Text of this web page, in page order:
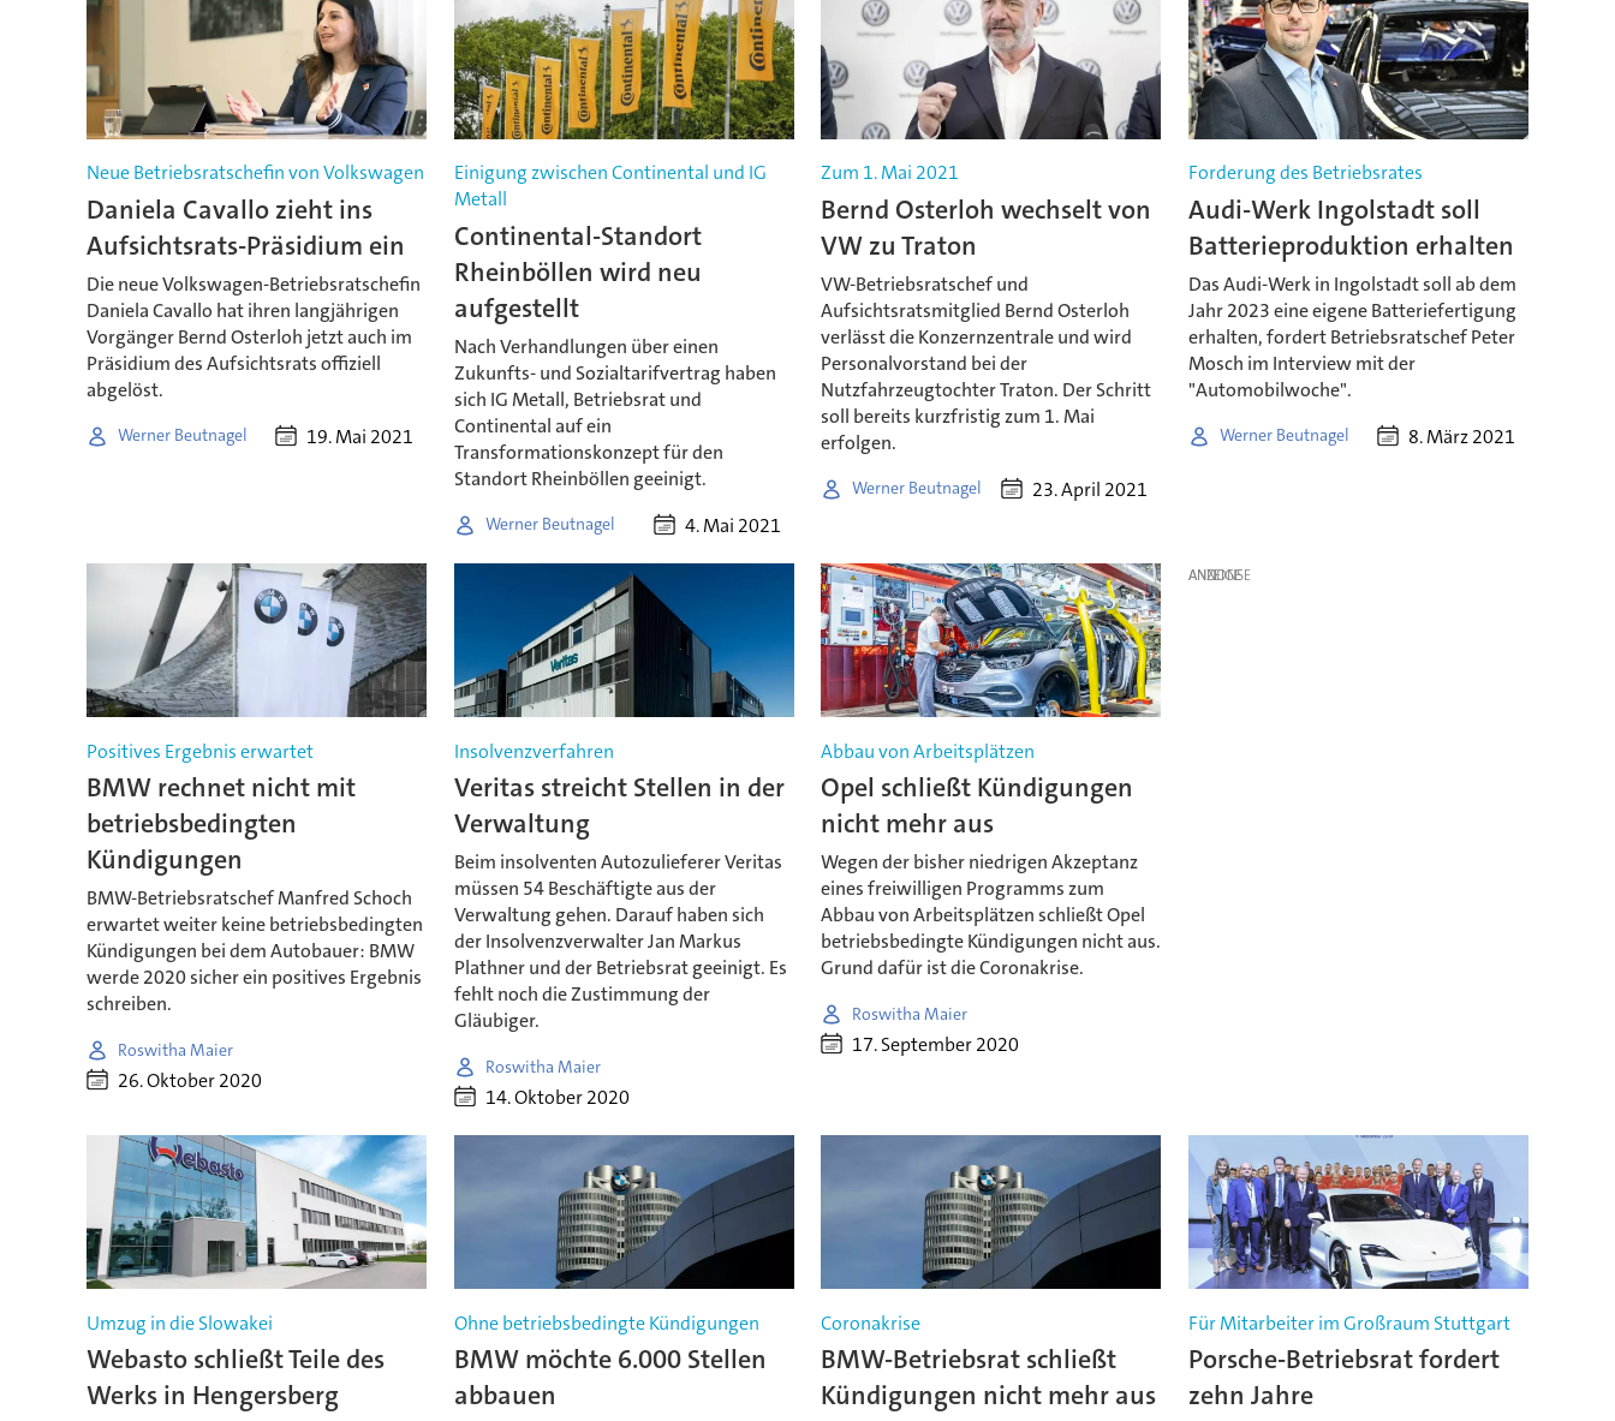
Neue Betriebsratschefin von Volkswagen
Daniela Cavallo zieht ins
Aufsichtsrats-Präsidium ein
Die neue Volkswagen-Betriebsratschefin
Daniela Cavallo hat ihren langjährigen
Vorgänger Bernd Osterloh jetzt auch im
Präsidium des Aufsichtsrats offiziell
abgelöst.
Werner Beutnagel 19. Mai 2021
Einigung zwischen Continental und IG
Metall
Continental-Standort
Rheinböllen wird neu
aufgestellt
Nach Verhandlungen über einen
Zukunfts- und Sozialtarifvertrag haben
sich IG Metall, Betriebsrat und
Continental auf ein
Transformationskonzept für den
Standort Rheinböllen geeinigt.
Werner Beutnagel 4. Mai 2021
Zum 1. Mai 2021
Bernd Osterloh wechselt von
VW zu Traton
VW-Betriebsratschef und
Aufsichtsratsmitglied Bernd Osterloh
verlässt die Konzernzentrale und wird
Personalvorstand bei der
Nutzfahrzeugtochter Traton. Der Schritt
soll bereits kurzfristig zum 1. Mai
erfolgen.
Werner Beutnagel 23. April 2021
Forderung des Betriebsrates
Audi-Werk Ingolstadt soll
Batterieproduktion erhalten
Das Audi-Werk in Ingolstadt soll ab dem
Jahr 2023 eine eigene Batteriefertigung
erhalten, fordert Betriebsratschef Peter
Mosch im Interview mit der
"Automobilwoche".
Werner Beutnagel 8. März 2021
Positives Ergebnis erwartet
BMW rechnet nicht mit
betriebsbedingten
Kündigungen
BMW-Betriebsratschef Manfred Schoch
erwartet weiter keine betriebsbedingten
Kündigungen bei dem Autobauer: BMW
werde 2020 sicher ein positives Ergebnis
schreiben.
Roswitha Maier
26. Oktober 2020
Insolvenzverfahren
Veritas streicht Stellen in der
Verwaltung
Beim insolventen Autozulieferer Veritas
müssen 54 Beschäftigte aus der
Verwaltung gehen. Darauf haben sich
der Insolvenzverwalter Jan Markus
Plathner und der Betriebsrat geeinigt. Es
fehlt noch die Zustimmung der
Gläubiger.
Roswitha Maier
14. Oktober 2020
Abbau von Arbeitsplätzen
Opel schließt Kündigungen
nicht mehr aus
Wegen der bisher niedrigen Akzeptanz
eines freiwilligen Programms zum
Abbau von Arbeitsplätzen schließt Opel
betriebsbedingte Kündigungen nicht aus.
Grund dafür ist die Coronakrise.
Roswitha Maier
17. September 2020
ANZEIGE
Umzug in die Slowakei
Webasto schließt Teile des
Werks in Hengersberg
Ohne betriebsbedingte Kündigungen
BMW möchte 6.000 Stellen
abbauen
Coronakrise
BMW-Betriebsrat schließt
Kündigungen nicht mehr aus
Für Mitarbeiter im Großraum Stuttgart
Porsche-Betriebsrat fordert
zehn Jahre